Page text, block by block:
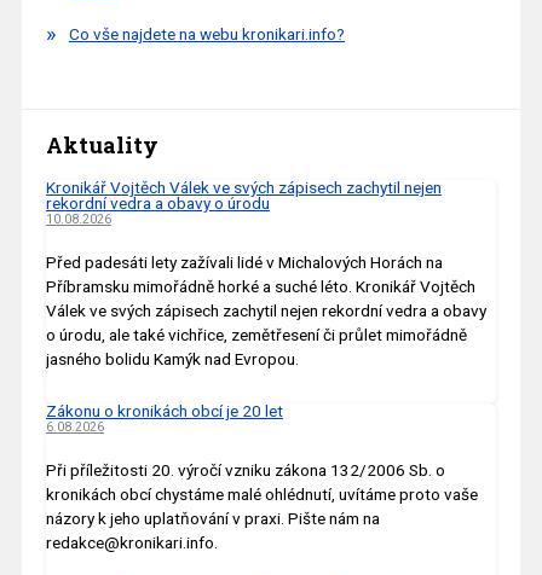
Co vše najdete na webu kronikari.info?
Aktuality
Kronikář Vojtěch Válek ve svých zápisech zachytil nejen
rekordní vedra a obavy o úrodu
10.08.2026
Před padesáti lety zažívali lidé v Michalových Horách na
Příbramsku mimořádně horké a suché léto. Kronikář Vojtěch
Válek ve svých zápisech zachytil nejen rekordní vedra a obavy
o úrodu, ale také vichřice, zemětřesení či průlet mimořádně
jasného bolidu Kamýk nad Evropou.
Zákonu o kronikách obcí je 20 let
6.08.2026
Při příležitosti 20. výročí vzniku zákona 132/2006 Sb. o
kronikách obcí chystáme malé ohlédnutí, uvítáme proto vaše
názory k jeho uplatňování v praxi. Pište nám na
redakce@kronikari.info.